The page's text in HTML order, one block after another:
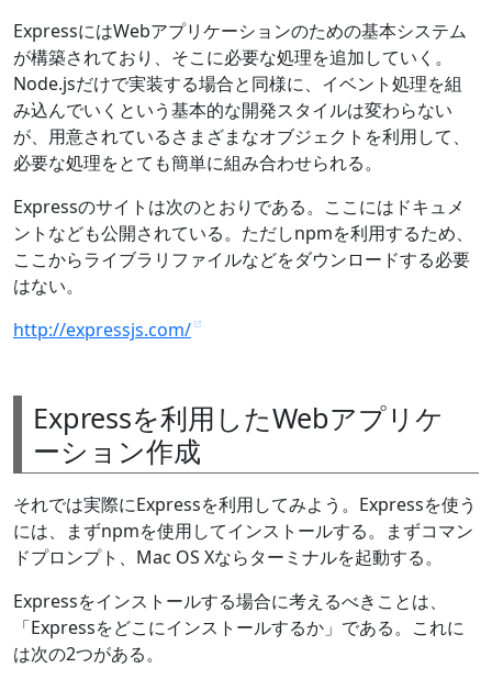
ExpressにはWebアプリケーションのための基本システム
が構築されており、そこに必要な処理を追加していく。
Node.jsだけで実装する場合と同様に、イベント処理を組
み込んでいくという基本的な開発スタイルは変わらない
が、用意されているさまざまなオブジェクトを利用して、
必要な処理をとても簡単に組み合わせられる。
Expressのサイトは次のとおりである。ここにはドキュメ
ントなども公開されている。ただしnpmを利用するため、
ここからライブラリファイルなどをダウンロードする必要
はない。
http://expressjs.com/
Expressを利用したWebアプリケ
ーション作成
それでは実際にExpressを利用してみよう。Expressを使う
には、まずnpmを使用してインストールする。まずコマン
ドプロンプト、Mac OS Xならターミナルを起動する。
Expressをインストールする場合に考えるべきことは、
「Expressをどこにインストールするか」である。これに
は次の2つがある。